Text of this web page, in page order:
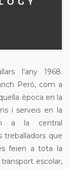
l'any 1968.
Peró, com a
època en la
i serveis en la
a la central
treballadors que
feien a tota la
escolar,